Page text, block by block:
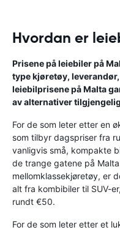
Hvordan er
Prisene på leiebiler på
type kjøretøy,
leiebilprisene på Malta
av alternativer
For de som leter etter en
som tilbyr dagspriser fra
vanligvis små, kompakte
de trange gatene på
mellomklassekjøretøy, er
alt fra kombibiler til SUV-
rundt €50.
For de som leter etter et